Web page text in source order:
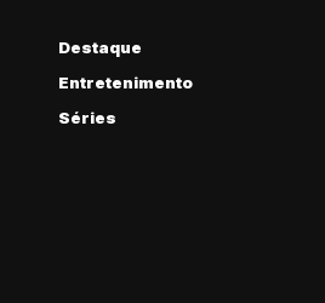
Destaque
Entretenimento
Séries